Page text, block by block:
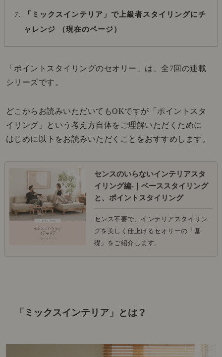
「ミックスインテリア」で上級者スタイリングにチ
ャレンジ
（現在のページ）
「ポイントスタイリングのセオリー」は、全7回の連載
シリーズです。
どこからお読みいただいてもOKですが「ポイントスタ
イリング」という考え方自体をご理解いただくために
はじめに以下をお読みいただくことをおすすめします。
センスのいらないインテリアスタ
イリング編-｜ベーススタイリング
と、ポイントスタイリング
センス不要で、インテリアスタイリン
グを美しく仕上げるセオリーの「基
礎」をご紹介します。
「ミックスインテリア」とは？